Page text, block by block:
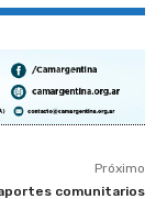
Próximo
comunitarios